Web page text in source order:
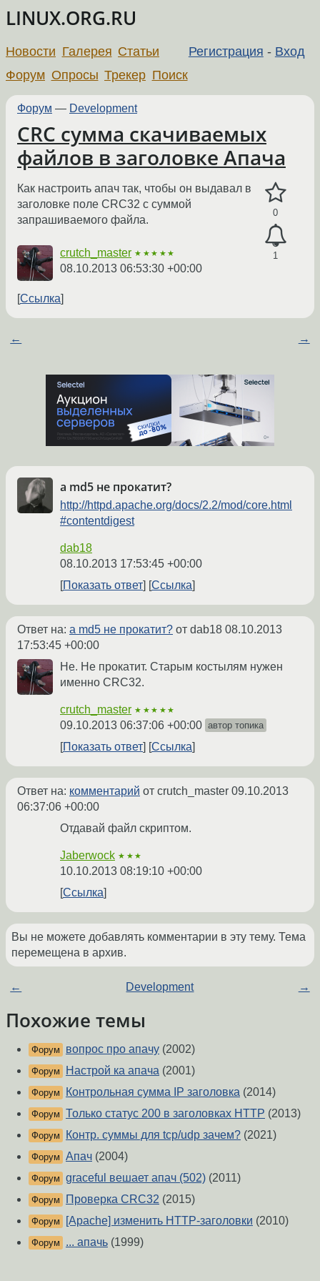
LINUX.ORG.RU
Регистрация - Вход
Новости Галерея Статьи
Форум Опросы Трекер Поиск
Форум — Development
CRC сумма скачиваемых
файлов в заголовке Апача
0
1
Как настроить апач так, чтобы он выдавал в
заголовке поле CRC32 с суммой
запрашиваемого файла.
crutch_master ★★★★★
08.10.2013 06:53:30 +00:00
Ссылка
← →
а md5 не прокатит?
http://httpd.apache.org/docs/2.2/mod/core.html
#contentdigest
dab18
08.10.2013 17:53:45 +00:00
Показать ответ
Ссылка
Ответ на: а md5 не прокатит? от dab18 08.10.2013
17:53:45 +00:00
Не. Не прокатит. Старым костылям нужен
именно CRC32.
crutch_master ★★★★★
09.10.2013 06:37:06 +00:00 автор топика
Показать ответ Ссылка
Ответ на: комментарий от crutch_master 09.10.2013
06:37:06 +00:00
Отдавай файл скриптом.
Jaberwock ★★★
10.10.2013 08:19:10 +00:00
Ссылка
Вы не можете добавлять комментарии в эту тему. Тема
перемещена в архив.
← Development →
Похожие темы
Форум вопрос про апачу (2002)
Форум Настрой ка апача (2001)
Форум Контрольная сумма IP заголовка (2014)
Форум Только статус 200 в заголовках HTTP (2013)
Форум Контр. суммы для tcp/udp зачем? (2021)
Форум Апач (2004)
Форум graceful вешает апач (502) (2011)
Форум Проверка CRC32 (2015)
Форум [Apache] изменить HTTP-заголовки (2010)
Форум ... апачь (1999)